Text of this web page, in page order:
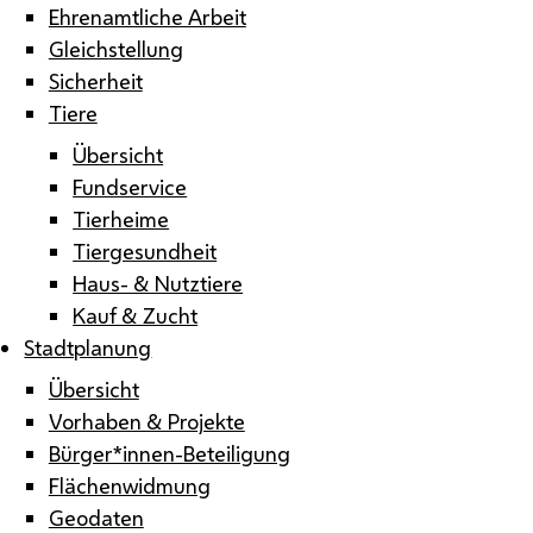
Ehrenamtliche Arbeit
Gleichstellung
Sicherheit
Tiere
Übersicht
Fundservice
Tierheime
Tiergesundheit
Haus- & Nutztiere
Kauf & Zucht
Stadtplanung
Übersicht
Vorhaben & Projekte
Bürger*innen-Beteiligung
Flächenwidmung
Geodaten